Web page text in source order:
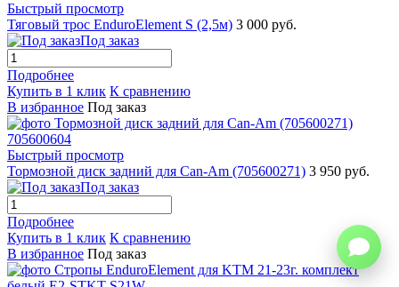
Быстрый просмотр
Тяговый трос EnduroElement S (2,5м) 3 000 руб.
Под заказ
Подробнее
Купить в 1 клик К сравнению
В избранное Под заказ
Быстрый просмотр
Тормозной диск задний для Can-Am (705600271) 3 950 руб.
Под заказ
Подробнее
Купить в 1 клик К сравнению
В избранное Под заказ